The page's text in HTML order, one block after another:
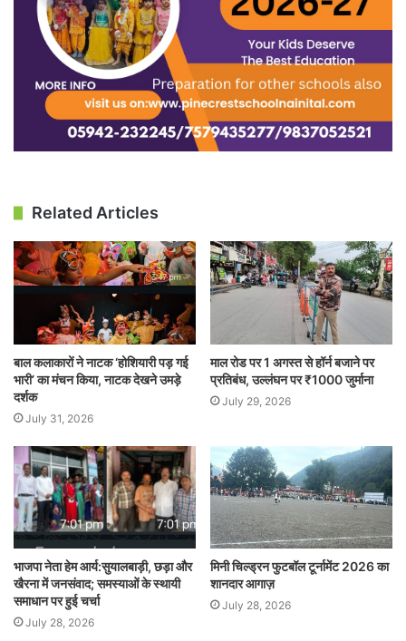
Related Articles
बाल कलाकारों ने नाटक ‘होशियारी पड़ गई
भारी’ का मंचन किया, नाटक देखने उमड़े
दर्शक
July 31, 2026
माल रोड पर 1 अगस्त से हॉर्न बजाने पर
प्रतिबंध, उल्लंघन पर ₹1000 जुर्माना
July 29, 2026
भाजपा नेता हेम आर्य:सुयालबाड़ी, छड़ा और
खैरना में जनसंवाद; समस्याओं के स्थायी
समाधान पर हुई चर्चा
July 28, 2026
मिनी चिल्ड्रन फुटबॉल टूर्नामेंट 2026 का
शानदार आगाज़
July 28, 2026